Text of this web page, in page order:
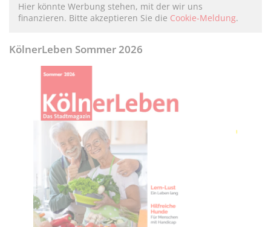
Hier könnte Werbung stehen, mit der wir uns
finanzieren. Bitte akzeptieren Sie die Cookie-Meldung.
KölnerLeben Sommer 2026